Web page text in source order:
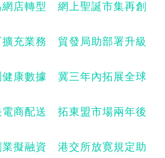
網店轉型 網上聖誕市集再創
擴充業務 貿發局助部署升級
健康數據 冀三年內拓展全球
電商配送 拓東盟市場兩年後
業擬融資 港交所放寛規定助